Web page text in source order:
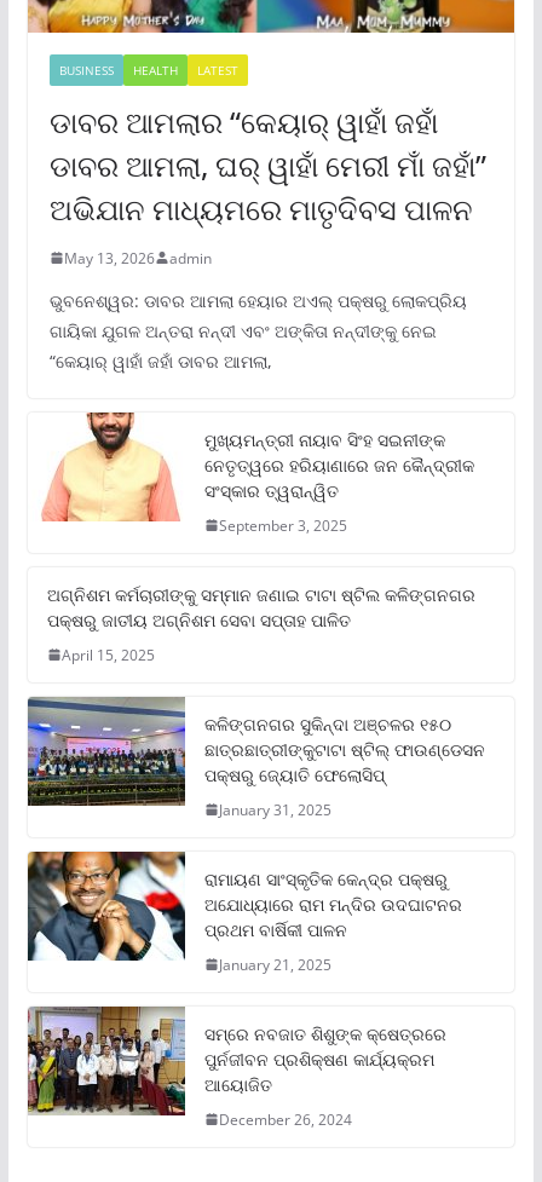
BUSINESS HEALTH LATEST
ଡାବର ଆମଲାର “କେୟାର୍ ୱାହାଁ ଜହାଁ
ଡାବର ଆମଲା, ଘର୍ ୱାହାଁ ମେରୀ ମାଁ ଜହାଁ”
ଅଭିଯାନ ମାଧ୍ୟମରେ ମାତୃଦିବସ ପାଳନ
May 13, 2026 admin
ଭୁବନେଶ୍ୱର: ଡାବର ଆମଲା ହେୟାର ଅଏଲ୍ ପକ୍ଷରୁ ଲୋକପ୍ରିୟ
ଗାୟିକା ଯୁଗଳ ଅନ୍ତରା ନନ୍ଦୀ ଏବଂ ଅଙ୍କିତା ନନ୍ଦୀଙ୍କୁ ନେଇ
“କେୟାର୍ ୱାହାଁ ଜହାଁ ଡାବର ଆମଲା,
ମୁଖ୍ୟମନ୍ତ୍ରୀ ନାୟାବ ସିଂହ ସଇନୀଙ୍କ
ନେତୃତ୍ୱରେ ହରିୟାଣାରେ ଜନ କୈନ୍ଦ୍ରୀକ
ସଂସ୍କାର ତ୍ୱରାନ୍ୱିତ
September 3, 2025
ଅଗ୍ନିଶମ କର୍ମଚାରୀଙ୍କୁ ସମ୍ମାନ ଜଣାଇ ଟାଟା ଷ୍ଟିଲ କଳିଙ୍ଗନଗର
ପକ୍ଷରୁ ଜାତୀୟ ଅଗ୍ନିଶମ ସେବା ସପ୍ତାହ ପାଳିତ
April 15, 2025
କଳିଙ୍ଗନଗର ସୁକିନ୍ଦା ଅଞ୍ଚଳର ୧୫୦
ଛାତ୍ରଛାତ୍ରୀଙ୍କୁଟାଟା ଷ୍ଟିଲ୍ ଫାଉଣ୍ଡେସନ
ପକ୍ଷରୁ ଜ୍ୟୋତି ଫେଲୋସିପ୍‌
January 31, 2025
ରାମାୟଣ ସାଂସ୍କୃତିକ କେନ୍ଦ୍ର ପକ୍ଷରୁ
ଅଯୋଧ୍ୟାରେ ରାମ ମନ୍ଦିର ଉଦଘାଟନର
ପ୍ରଥମ ବାର୍ଷିକୀ ପାଳନ
January 21, 2025
ସମ୍‌ରେ ନବଜାତ ଶିଶୁଙ୍କ କ୍ଷେତ୍ରରେ
ପୁର୍ନଜୀବନ ପ୍ରଶିକ୍ଷଣ କାର୍ଯ୍ୟକ୍ରମ
ଆୟୋଜିତ
December 26, 2024